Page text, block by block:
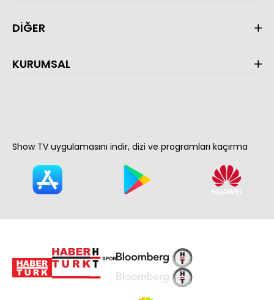
DİĞER
KURUMSAL
Show TV uygulamasını indir, dizi ve programları kaçırma